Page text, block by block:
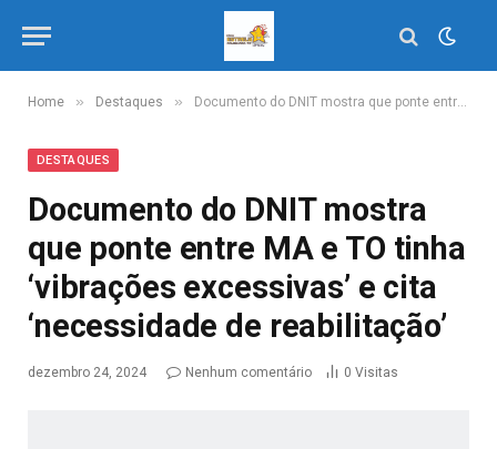
Home » Destaques » Documento do DNIT mostra que ponte entre MA e TO tinha ‘vibrações excessivas’ e cita ‘necessidade de reabilitação’
DESTAQUES
Documento do DNIT mostra
que ponte entre MA e TO tinha
‘vibrações excessivas’ e cita
‘necessidade de reabilitação’
dezembro 24, 2024 Nenhum comentário 0 Visitas